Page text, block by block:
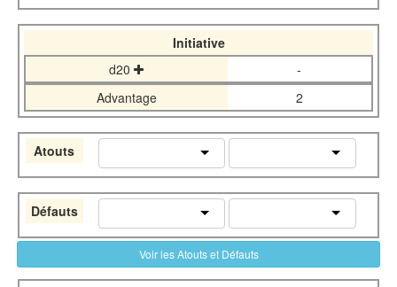
Initiative
d20
-
Advantage
2
Atouts
Défauts
Voir les Atouts et Défauts